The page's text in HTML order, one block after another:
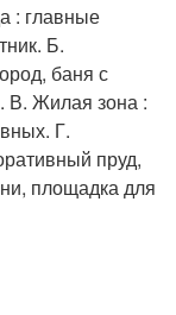
: главные
Б.
баня с
В. Жилая зона :
Г.
пруд,
площадка для